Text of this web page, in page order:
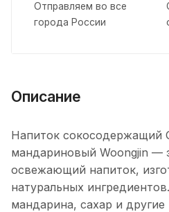
Отправляем во все
города России
Описание
Напиток сокосодержащий
мандариновый Woongjin —
освежающий напиток,
натуральных
мандарина, сахар и